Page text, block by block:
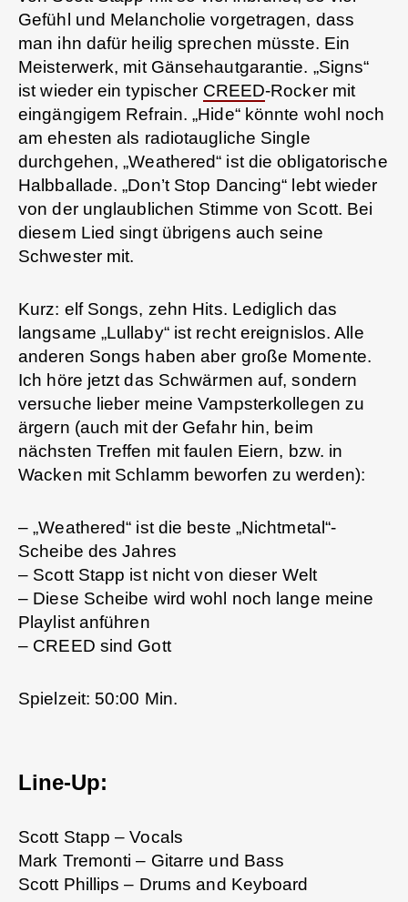
Gefühl und Melancholie vorgetragen, dass
man ihn dafür heilig sprechen müsste. Ein
Meisterwerk, mit Gänsehautgarantie. „Signs“
ist wieder ein typischer CREED-Rocker mit
eingängigem Refrain. „Hide“ könnte wohl noch
am ehesten als radiotaugliche Single
durchgehen, „Weathered“ ist die obligatorische
Halbballade. „Don’t Stop Dancing“ lebt wieder
von der unglaublichen Stimme von Scott. Bei
diesem Lied singt übrigens auch seine
Schwester mit.
Kurz: elf Songs, zehn Hits. Lediglich das
langsame „Lullaby“ ist recht ereignislos. Alle
anderen Songs haben aber große Momente.
Ich höre jetzt das Schwärmen auf, sondern
versuche lieber meine Vampsterkollegen zu
ärgern (auch mit der Gefahr hin, beim
nächsten Treffen mit faulen Eiern, bzw. in
Wacken mit Schlamm beworfen zu werden):
– „Weathered“ ist die beste „Nichtmetal“-
Scheibe des Jahres
– Scott Stapp ist nicht von dieser Welt
– Diese Scheibe wird wohl noch lange meine
Playlist anführen
– CREED sind Gott
Spielzeit: 50:00 Min.
Line-Up:
Scott Stapp – Vocals
Mark Tremonti – Gitarre und Bass
Scott Phillips – Drums and Keyboard